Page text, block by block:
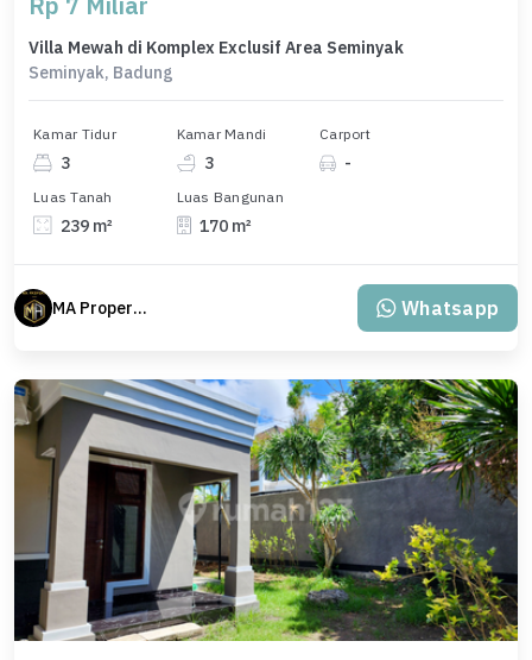
Villa Mewah di Komplex Exclusif Area Seminyak
Seminyak, Badung
Kamar Tidur
3
Kamar Mandi
3
Carport
-
Luas Tanah
239 m²
Luas Bangunan
170 m²
MA Properti Agent Whatsapp